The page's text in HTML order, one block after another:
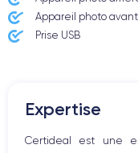
Appareil photo avant
Prise USB
Expertise
Certideal est une